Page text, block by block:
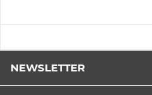
NEWSLETTER